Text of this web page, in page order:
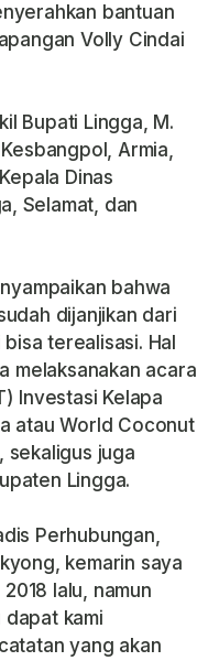
bantuan
Volly Cindai
Bupati Lingga, M.
Armia,
Dinas
Selamat, dan
bahwa
dijanjikan dari
terealisasi. Hal
melaksanakan acara
Investasi Kelapa
atau World Coconut
sekaligus juga
Lingga.
Perhubungan,
kemarin saya
lalu, namun
kami
yang akan